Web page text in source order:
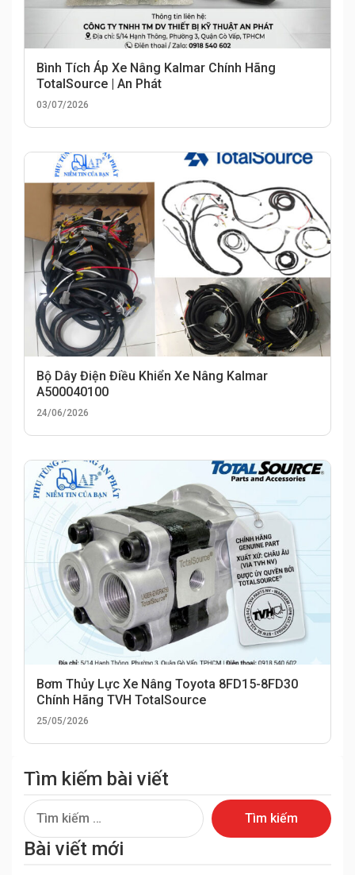
Bình Tích Áp Xe Nâng Kalmar Chính Hãng
TotalSource | An Phát
03/07/2026
Bộ Dây Điện Điều Khiển Xe Nâng Kalmar
A500040100
24/06/2026
Bơm Thủy Lực Xe Nâng Toyota 8FD15-8FD30
Chính Hãng TVH TotalSource
25/05/2026
Tìm kiếm bài viết
Tìm
kiếm
cho:
Bài viết mới